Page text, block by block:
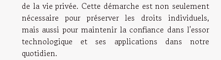
de la vie privée. Cette démarche est non seulement
nécessaire pour préserver les droits individuels,
mais aussi pour maintenir la confiance dans l'essor
technologique et ses applications dans notre
quotidien.